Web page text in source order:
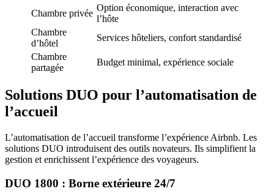
Chambre privée
Option économique, interaction avec
l’hôte
Chambre
d’hôtel
Services hôteliers, confort standardisé
Chambre
partagée
Budget minimal, expérience sociale
Solutions DUO pour l’automatisation de
l’accueil
L’automatisation de l’accueil transforme l’expérience Airbnb. Les
solutions DUO introduisent des outils novateurs. Ils simplifient la
gestion et enrichissent l’expérience des voyageurs.
DUO 1800 : Borne extérieure 24/7